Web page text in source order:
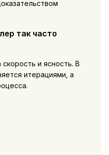
так часто
и ясность. В
итерациями, а